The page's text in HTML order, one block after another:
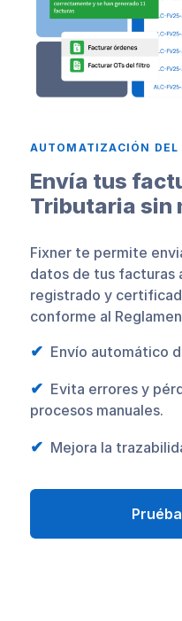
AUTOMATIZACIÓN DEL
Envía tus
Tributaria sin
Fixner te permite
datos de tus facturas
registrado y
conforme al
Envío automático
Evita errores y
procesos manuales.
Mejora la